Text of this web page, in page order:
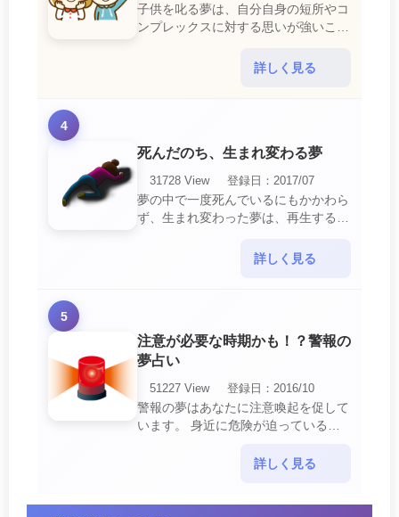
子供を叱る夢は、自分自身の短所やコ
ンプレックスに対する思いが強いこと
短所やコンプレックスを的確に認識し
詳しく見る
4
死んだのち、生まれ変わる夢
31728 View
登録日：2017/07
夢の中で一度死んでいるにもかかわら
ず、生まれ変わった夢は、再生する夢
あなたに関するすべての運気が上昇し
詳しく見る
5
注意が必要な時期かも！？警報の
夢占い
51227 View
登録日：2016/10
警報の夢はあなたに注意喚起を促して
います。 身近に危険が迫っている暗
て危機を回避する事が必要です。 ま
詳しく見る